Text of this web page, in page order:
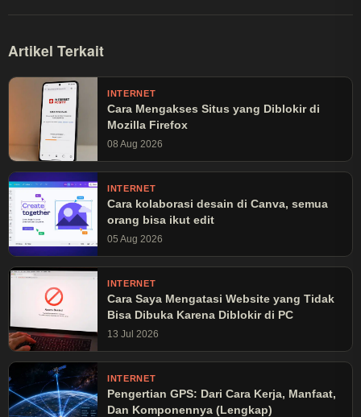
Artikel Terkait
INTERNET
Cara Mengakses Situs yang Diblokir di
Mozilla Firefox
08 Aug 2026
INTERNET
Cara kolaborasi desain di Canva, semua
orang bisa ikut edit
05 Aug 2026
INTERNET
Cara Saya Mengatasi Website yang Tidak
Bisa Dibuka Karena Diblokir di PC
13 Jul 2026
INTERNET
Pengertian GPS: Dari Cara Kerja, Manfaat,
Dan Komponennya (Lengkap)